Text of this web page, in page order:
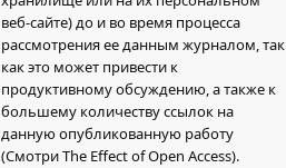
веб-сайте) до и во время процесса
рассмотрения ее данным журналом, так
как это может привести к
продуктивному обсуждению, а также к
большему количеству ссылок на
данную опубликованную работу
(Смотри The Effect of Open Access).